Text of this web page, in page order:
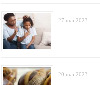
27 mai 2023
20 mai 2023